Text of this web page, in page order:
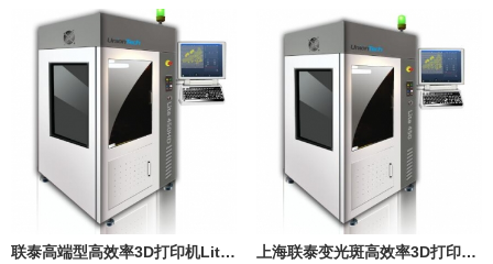
联泰高端型高效率3D打印机Lite450HD 上海联泰变光斑高效率3D打印机Lite450